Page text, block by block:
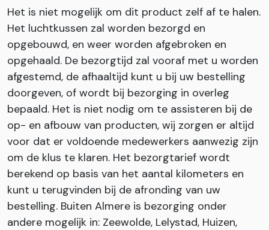
Het is niet mogelijk om dit product zelf af te halen.
Het luchtkussen zal worden bezorgd en
opgebouwd, en weer worden afgebroken en
opgehaald. De bezorgtijd zal vooraf met u worden
afgestemd, de afhaaltijd kunt u bij uw bestelling
doorgeven, of wordt bij bezorging in overleg
bepaald. Het is niet nodig om te assisteren bij de
op- en afbouw van producten, wij zorgen er altijd
voor dat er voldoende medewerkers aanwezig zijn
om de klus te klaren. Het bezorgtarief wordt
berekend op basis van het aantal kilometers en
kunt u terugvinden bij de afronding van uw
bestelling. Buiten Almere is bezorging onder
andere mogelijk in: Zeewolde, Lelystad, Huizen,